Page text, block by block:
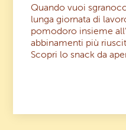
Sostenibilità
Novità e Promo
Contatti
Quando vuoi
lunga giornata di
pomodoro insieme
abbinamenti più
Scopri lo snack da